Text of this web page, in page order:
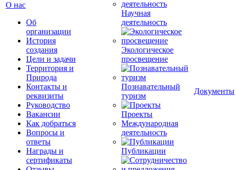
О нас
Об
организации
История
создания
Цели и задачи
Территория и
Природа
Контакты и
реквизиты
Руководство
Вакансии
Как добраться
Вопросы и
ответы
Награды и
сертификаты
Научная
деятельность
Экологическое
просвещение
Познавательный
туризм
Проекты
Международная
деятельность
Публикации
Документы